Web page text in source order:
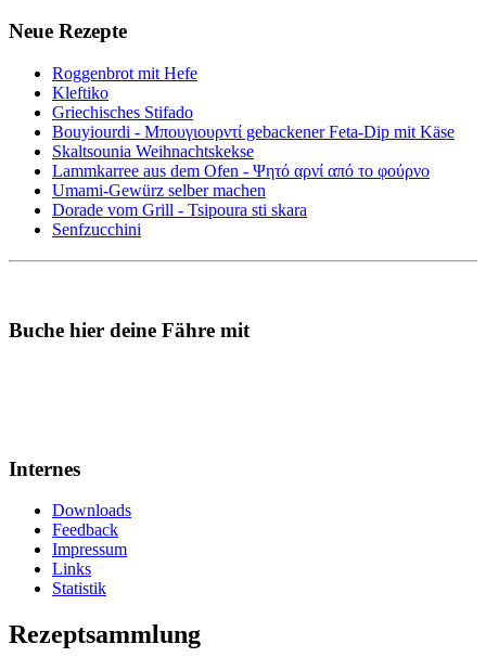
Neue Rezepte
Roggenbrot mit Hefe
Kleftiko
Griechisches Stifado
Bouyiourdi - Μπουγιουρντί gebackener Feta-Dip mit Käse
Skaltsounia Weihnachtskekse
Lammkarree aus dem Ofen - Ψητό αρνί από το φούρνο
Umami-Gewürz selber machen
Dorade vom Grill - Tsipoura sti skara
Senfzucchini
Buche hier deine Fähre mit
Internes
Downloads
Feedback
Impressum
Links
Statistik
Rezeptsammlung